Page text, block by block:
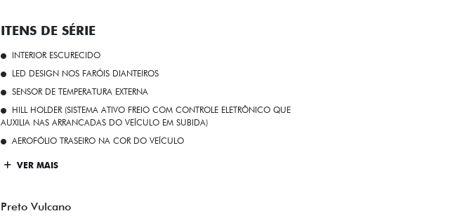
ITENS DE SÉRIE
INTERIOR ESCURECIDO
LED DESIGN NOS FARÓIS DIANTEIROS
SENSOR DE TEMPERATURA EXTERNA
HILL HOLDER (SISTEMA ATIVO FREIO COM CONTROLE ELETRÔNICO QUE
AUXILIA NAS ARRANCADAS DO VEÍCULO EM SUBIDA)
AEROFÓLIO TRASEIRO NA COR DO VEÍCULO
VER MAIS
Preto Vulcano